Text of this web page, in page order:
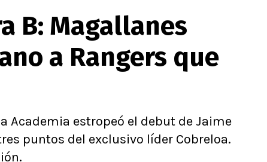
por el mundo
Fútbol Argentino
Fútbol Brasileño
Premier
Serie A
B: Magallanes
a Rangers que
Academia estropeó el debut de Jaime
puntos del exclusivo líder Cobreloa.